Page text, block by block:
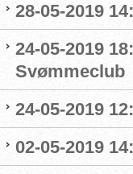
28-05-2019
24-05-2019
Svømmeclub
24-05-2019
02-05-2019